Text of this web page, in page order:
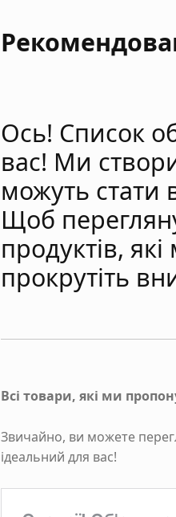
Ось! Список
вас! Ми
можуть стати
Щоб
продуктів,
прокрутіть
Всі товари, які ми
Звичайно, ви можете
ідеальний для вас!